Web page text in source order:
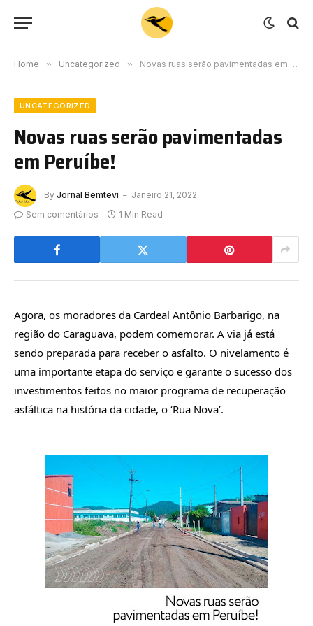
Home » Uncategorized » Novas ruas serão pavimentadas em Peruíbe!
UNCATEGORIZED
Novas ruas serão pavimentadas
em Peruíbe!
By Jornal Bemtevi
Janeiro 21, 2022
Sem comentários
1 Min Read
Agora, os moradores da Cardeal Antônio Barbarigo, na
região do Caraguava, podem comemorar. A via já está
sendo preparada para receber o asfalto. O nivelamento é
uma importante etapa do serviço e garante o sucesso dos
investimentos feitos no maior programa de recuperação
asfáltica na história da cidade, o ‘Rua Nova’.